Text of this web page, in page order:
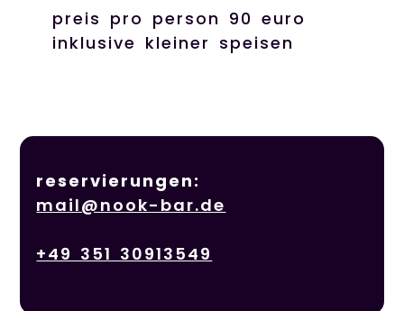
preis pro person 90 euro
inklusive kleiner speisen
reservierungen:
mail@nook-bar.de
+49 351 30913549